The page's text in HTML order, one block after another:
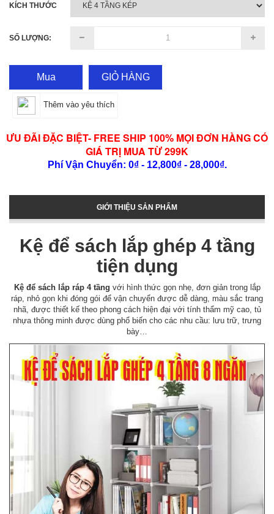
KÍCH THƯỚC
SỐ LƯỢNG:
Mua GIỎ HÀNG
Thêm vào yêu thích
ƯU ĐÃI ĐẶC BIỆT- FREE SHIP 100% MỌI ĐƠN HÀNG CÓ
GIÁ TRỊ MUA TỪ 299K
Phí Vận Chuyển: 0₫ - 12,800₫ - 28,000₫.
GIỚI THIỆU SẢN PHẨM
Kệ để sách lắp ghép 4 tầng
tiện dụng
Kệ để sách lắp ráp 4 tầng với hình thức gọn nhẹ, đơn giản trong lắp
ráp, nhỏ gọn khi đóng gói để vận chuyển được dễ dàng, màu sắc trang
nhã, được thiết kế theo phong cách hiện đại với tính thẩm mỹ cao, tủ
nhựa thông minh được dùng phổ biến cho các nhu cầu: lưu trữ, trưng
bày…